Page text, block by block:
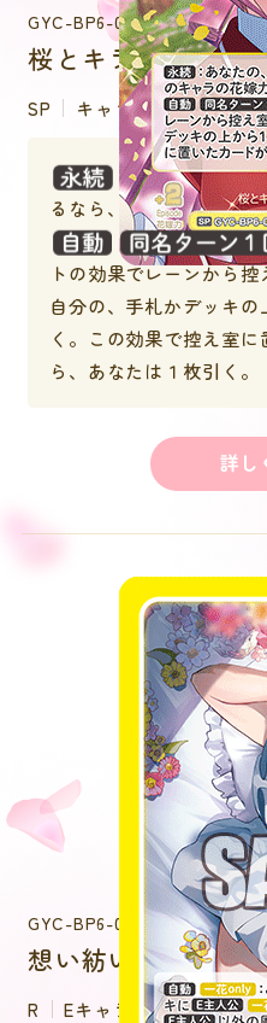
GYC-BP6-002P1
桜とキラキラ制服
SP キャラクター
：あなたの、レ
るなら、このキャラの
トの効果でレーンから
自分の、手札かデッキ
く。この効果で控え室
ら、あなたは１枚引く。
詳し
GYC-BP6-003
想い紡いで 中野 一
R Eキャラクター